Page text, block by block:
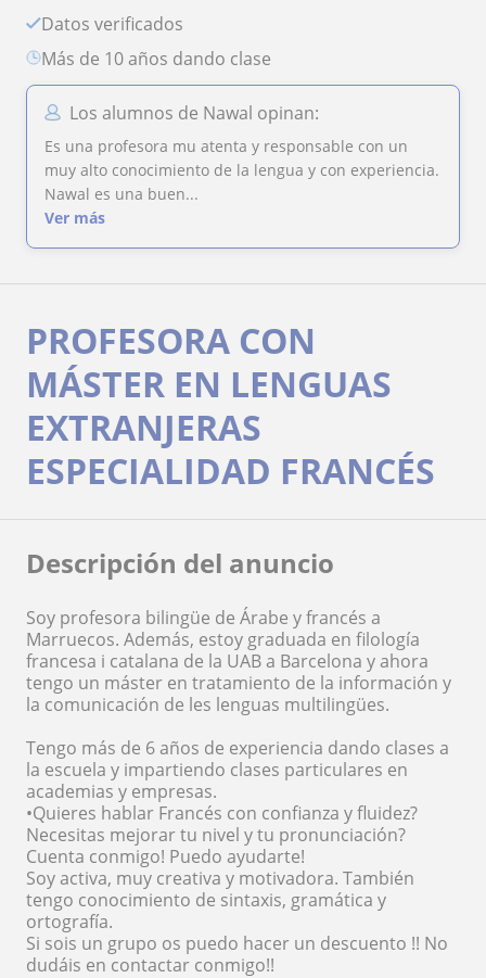
Datos verificados
más de 10 años dando clase
Los alumnos de Nawal opinan:
Es una profesora mu atenta y responsable con un
muy alto conocimiento de la lengua y con experiencia.
Nawal es una buen...
Ver más
PROFESORA CON
MÁSTER EN LENGUAS
EXTRANJERAS
ESPECIALIDAD FRANCÉS
Descripción del anuncio
Soy profesora bilingüe de Árabe y francés a
Marruecos. Además, estoy graduada en filología
francesa i catalana de la UAB a Barcelona y ahora
tengo un máster en tratamiento de la información y
la comunicación de les lenguas multilingües.
Tengo más de 6 años de experiencia dando clases a
la escuela y impartiendo clases particulares en
academias y empresas.
•Quieres hablar Francés con confianza y fluidez?
Necesitas mejorar tu nivel y tu pronunciación?
Cuenta conmigo! Puedo ayudarte!
Soy activa, muy creativa y motivadora. También
tengo conocimiento de sintaxis, gramática y
ortografía.
Si sois un grupo os puedo hacer un descuento !! No
dudáis en contactar conmigo!!